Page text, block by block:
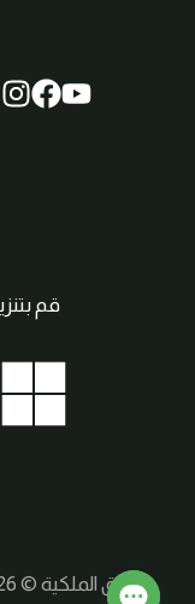
قم
حقوق الملكية © 2026 SmartCraft | صنع بواسطة